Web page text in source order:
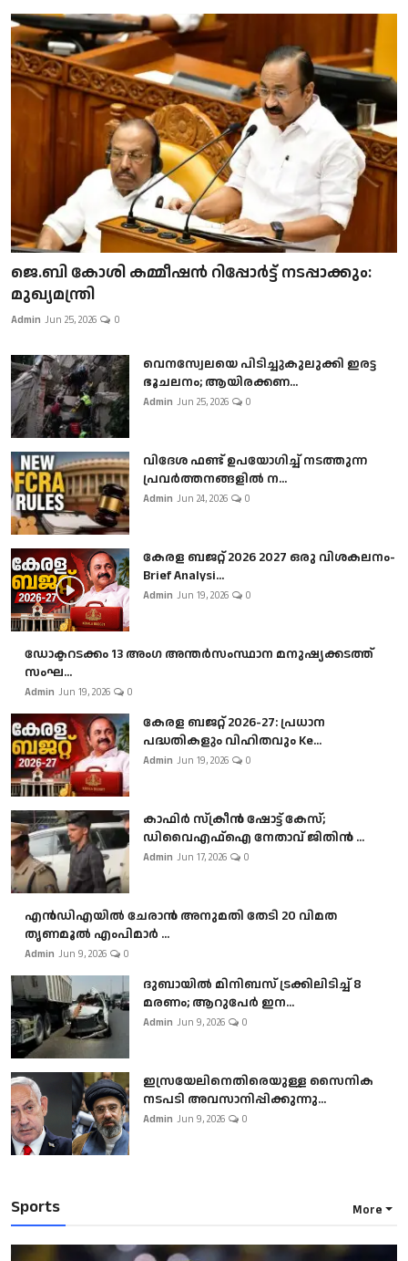
ജെ.ബി കോശി കമ്മീഷൻ റിപ്പോർട്ട് നടപ്പാക്കും:
മുഖ്യമന്ത്രി
Admin Jun 25, 2026 0
വെനസ്വേലയെ പിടിച്ചുകുലുക്കി ഇരട്ട
ഭൂചലനം; ആയിരക്കണ...
Admin Jun 25, 2026 0
വിദേശ ഫണ്ട് ഉപയോഗിച്ച് നടത്തുന്ന
പ്രവർത്തനങ്ങളിൽ ന...
Admin Jun 24, 2026 0
കേരള ബജറ്റ് 2026 2027 ഒരു വിശകലനം-
Brief Analysi...
Admin Jun 19, 2026 0
ഡോക്ടറടക്കം 13 അംഗ അന്തർസംസ്ഥാന മനുഷ്യക്കടത്ത്
സംഘ...
Admin Jun 19, 2026 0
കേരള ബജറ്റ് 2026-27: പ്രധാന
പദ്ധതികളും വിഹിതവും Ke...
Admin Jun 19, 2026 0
കാഫിർ സ്‌ക്രീൻ ഷോട്ട് കേസ്;
ഡിവൈഎഫ്ഐ നേതാവ് ജിതിൻ ...
Admin Jun 17, 2026 0
എൻഡിഎയിൽ ചേരാൻ അനുമതി തേടി 20 വിമത
തൃണമൂൽ എംപിമാർ ...
Admin Jun 9, 2026 0
ദുബായിൽ മിനിബസ്​ ട്രക്കിലിടിച്ച് 8
മരണം; ആറുപേർ ഇന...
Admin Jun 9, 2026 0
ഇസ്രയേലിനെതിരെയുള്ള സൈനിക
നടപടി അവസാനിപ്പിക്കുന്നു...
Admin Jun 9, 2026 0
Sports More